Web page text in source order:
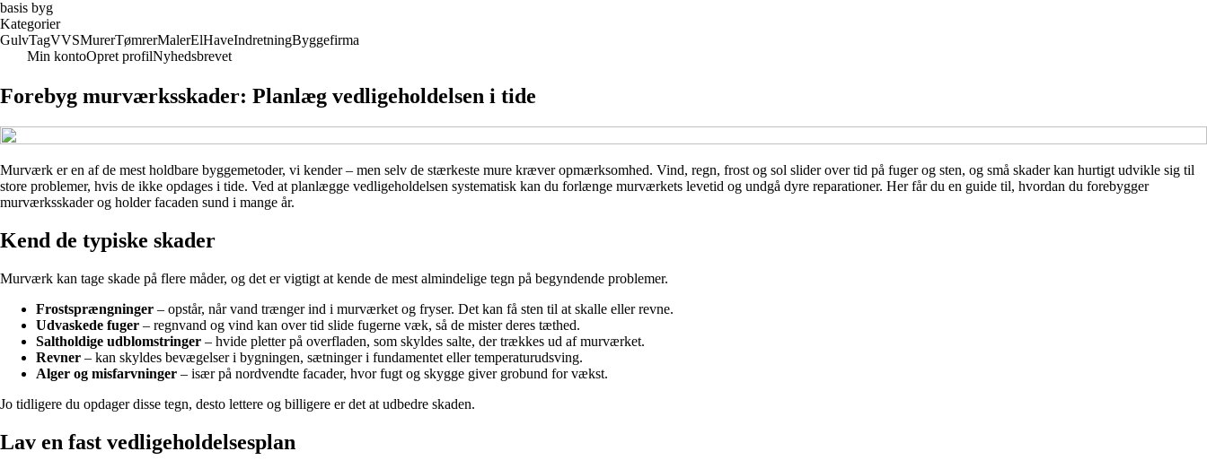
basis byg
Kategorier
GulvTagVVSMurerTømrerMalerElHaveIndretningByggefirma
Min kontoOpret profilNyhedsbrevet
Forebyg murværksskader: Planlæg vedligeholdelsen i tide
Murværk er en af de mest holdbare byggemetoder, vi kender – men selv de stærkeste mure kræver opmærksomhed. Vind, regn, frost og sol slider over tid på fuger og sten, og små skader kan hurtigt udvikle sig til
store problemer, hvis de ikke opdages i tide. Ved at planlægge vedligeholdelsen systematisk kan du forlænge murværkets levetid og undgå dyre reparationer. Her får du en guide til, hvordan du forebygger
murværksskader og holder facaden sund i mange år.
Kend de typiske skader
Murværk kan tage skade på flere måder, og det er vigtigt at kende de mest almindelige tegn på begyndende problemer.
Frostsprængninger – opstår, når vand trænger ind i murværket og fryser. Det kan få sten til at skalle eller revne.
Udvaskede fuger – regnvand og vind kan over tid slide fugerne væk, så de mister deres tæthed.
Saltholdige udblomstringer – hvide pletter på overfladen, som skyldes salte, der trækkes ud af murværket.
Revner – kan skyldes bevægelser i bygningen, sætninger i fundamentet eller temperaturudsving.
Alger og misfarvninger – især på nordvendte facader, hvor fugt og skygge giver grobund for vækst.
Jo tidligere du opdager disse tegn, desto lettere og billigere er det at udbedre skaden.
Lav en fast vedligeholdelsesplan